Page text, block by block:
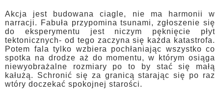
Akcja jest budowana ciagle, nie ma harmonii w
narracji. Fabuła przypomina tsunami, zgłoszenie się
do eksperymentu jest niczym pęknięcie płyt
tektonicznych- od tego zaczyna się każda katastrofa.
Potem fala tylko wzbiera pochłaniając wszystko co
spotka na drodze aż do momentu, w którym osiąga
niewyobrażalne rozmiary po to by stać się małą
kałużą. Schronić się za granicą starając się po raz
wtóry doczekać spokojnej starości.